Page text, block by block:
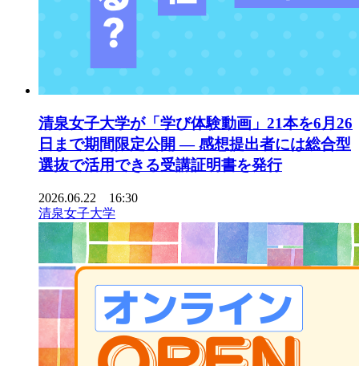
清泉女子大学が「学び体験動画」21本を6月26
日まで期間限定公開 ― 感想提出者には総合型
選抜で活用できる受講証明書を発行
2026.06.22 16:30
清泉女子大学